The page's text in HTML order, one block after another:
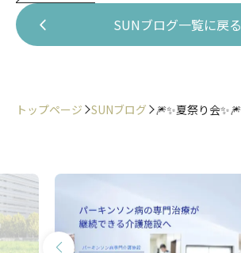
SUNブログ一覧に戻る
トップページ SUNブログ 🎆✨夏祭り会✨🎆